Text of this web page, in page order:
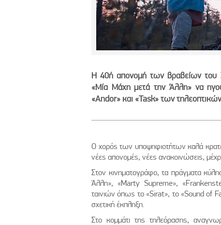
Η 40ή απονομή των βραβείων του
«Μία Μάχη μετά την Άλλη» να
«Andor» και «Task» των
Ο χορός των υποψηφιοτήτων καλά
νέες απονομές, νέες ανακοινώσεις,
Στον κινηματογράφο, τα πράγματα
Άλλη», «Marty Supreme»,
ταινιών όπως το «Sirat», το «Sound of
σχετική έκπληξη.
Στο κομμάτι της τηλεόρασης,